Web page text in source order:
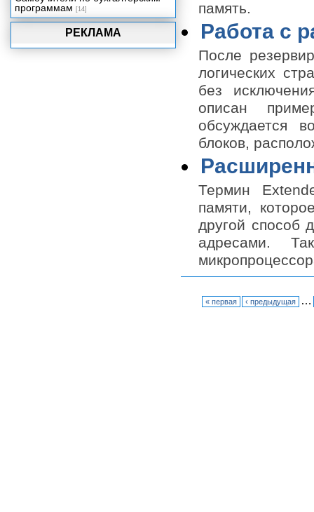
память.
Работа с
После
логических
без
описан
обсуждается
блоков,
Термин
памяти,
другой способ
адресами.
« первая ‹ предыдущая …
РЕКЛАМА
программам [14]